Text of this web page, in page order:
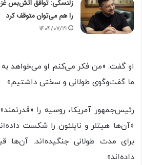
زلنسکی: توافق آتش‌بس
را هم می‌توان متوقف کرد
1404/07/19
او گفت: «من فکر می‌کنم او می‌خواهد به
ما گفت‌وگوی طولانی و سختی داشتیم».
رئیس‌جمهور آمریکا، روسیه را
«آن‌ها هیتلر و ناپلئون را شکست
برای مدت طولانی جنگیده‌اند. آن‌ها
داده‌اند».